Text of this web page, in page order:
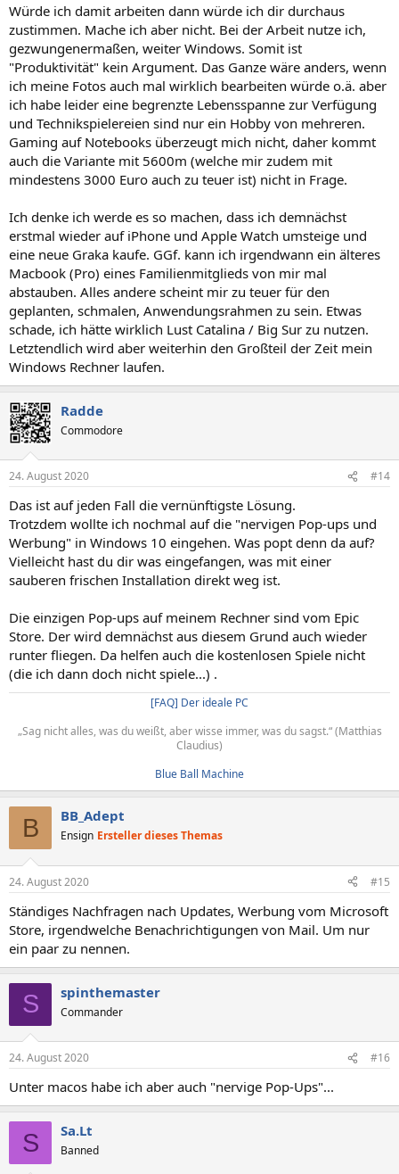
Würde ich damit arbeiten dann würde ich dir durchaus
zustimmen. Mache ich aber nicht. Bei der Arbeit nutze ich,
gezwungenermaßen, weiter Windows. Somit ist
"Produktivität" kein Argument. Das Ganze wäre anders, wenn
ich meine Fotos auch mal wirklich bearbeiten würde o.ä. aber
ich habe leider eine begrenzte Lebensspanne zur Verfügung
und Technikspielereien sind nur ein Hobby von mehreren.
Gaming auf Notebooks überzeugt mich nicht, daher kommt
auch die Variante mit 5600m (welche mir zudem mit
mindestens 3000 Euro auch zu teuer ist) nicht in Frage.
Ich denke ich werde es so machen, dass ich demnächst
erstmal wieder auf iPhone und Apple Watch umsteige und
eine neue Graka kaufe. GGf. kann ich irgendwann ein älteres
Macbook (Pro) eines Familienmitglieds von mir mal
abstauben. Alles andere scheint mir zu teuer für den
geplanten, schmalen, Anwendungsrahmen zu sein. Etwas
schade, ich hätte wirklich Lust Catalina / Big Sur zu nutzen.
Letztendlich wird aber weiterhin den Großteil der Zeit mein
Windows Rechner laufen.
Radde
Commodore
24. August 2020 #14
Das ist auf jeden Fall die vernünftigste Lösung.
Trotzdem wollte ich nochmal auf die "nervigen Pop-ups und
Werbung" in Windows 10 eingehen. Was popt denn da auf?
Vielleicht hast du dir was eingefangen, was mit einer
sauberen frischen Installation direkt weg ist.
Die einzigen Pop-ups auf meinem Rechner sind vom Epic
Store. Der wird demnächst aus diesem Grund auch wieder
runter fliegen. Da helfen auch die kostenlosen Spiele nicht
(die ich dann doch nicht spiele...) .
[FAQ] Der ideale PC
„Sag nicht alles, was du weißt, aber wisse immer, was du sagst.“ (Matthias
Claudius)​
Blue Ball Machine
B BB_Adept
Ensign Ersteller dieses Themas
24. August 2020 #15
Ständiges Nachfragen nach Updates, Werbung vom Microsoft
Store, irgendwelche Benachrichtigungen von Mail. Um nur
ein paar zu nennen.
S spinthemaster
Commander
24. August 2020 #16
Unter macos habe ich aber auch "nervige Pop-Ups"...
S Sa.Lt
Banned